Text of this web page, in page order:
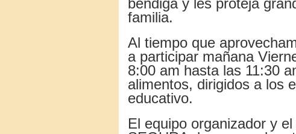
bendiga y les proteja
familia.
Al tiempo que
a participar mañana
8:00 am hasta las 11:30
alimentos, dirigidos a los
educativo.
El equipo organizador y